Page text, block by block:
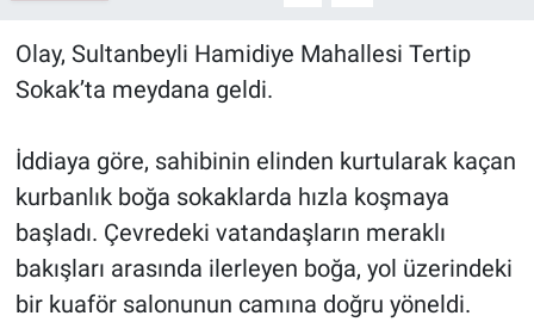
Olay, Sultanbeyli Hamidiye Mahallesi Tertip
Sokak’ta meydana geldi.
İddiaya göre, sahibinin elinden kurtularak kaçan
kurbanlık boğa sokaklarda hızla koşmaya
başladı. Çevredeki vatandaşların meraklı
bakışları arasında ilerleyen boğa, yol üzerindeki
bir kuaför salonunun camına doğru yöneldi.